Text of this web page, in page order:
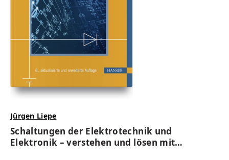
Jürgen Liepe
Schaltungen der Elektrotechnik und
Elektronik – verstehen und lösen mit